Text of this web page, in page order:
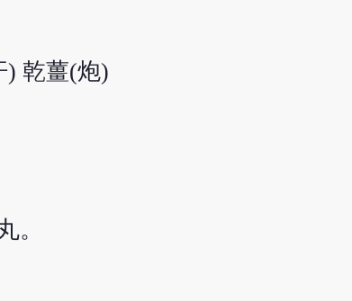
) 乾薑(炮)
。